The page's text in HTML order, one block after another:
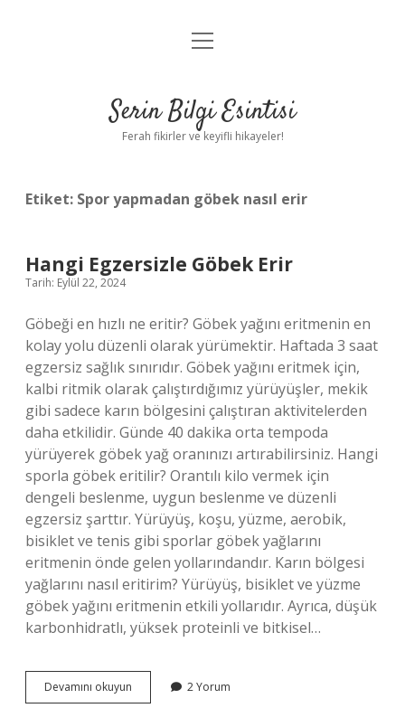
Anasayfa
Yasal Uyarı
menüyü
Serin Bilgi Esintisi
Ferah fikirler ve keyifli hikayeler!
Etiket: Spor yapmadan göbek nasıl erir
Hangi Egzersizle Göbek Erir
Tarih: Eylül 22, 2024
Göbeği en hızlı ne eritir? Göbek yağını eritmenin en
kolay yolu düzenli olarak yürümektir. Haftada 3 saat
egzersiz sağlık sınırıdır. Göbek yağını eritmek için,
kalbi ritmik olarak çalıştırdığımız yürüyüşler, mekik
gibi sadece karın bölgesini çalıştıran aktivitelerden
daha etkilidir. Günde 40 dakika orta tempoda
yürüyerek göbek yağ oranınızı artırabilirsiniz. Hangi
sporla göbek eritilir? Orantılı kilo vermek için
dengeli beslenme, uygun beslenme ve düzenli
egzersiz şarttır. Yürüyüş, koşu, yüzme, aerobik,
bisiklet ve tenis gibi sporlar göbek yağlarını
eritmenin önde gelen yollarındandır. Karın bölgesi
yağlarını nasıl eritirim? Yürüyüş, bisiklet ve yüzme
göbek yağını eritmenin etkili yollarıdır. Ayrıca, düşük
karbonhidratlı, yüksek proteinli ve bitkisel…
Devamını okuyun
Egzersizle
2 Yorum